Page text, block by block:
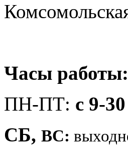
Часы работы:
ПН-ПТ: c 9-
СБ, ВС: